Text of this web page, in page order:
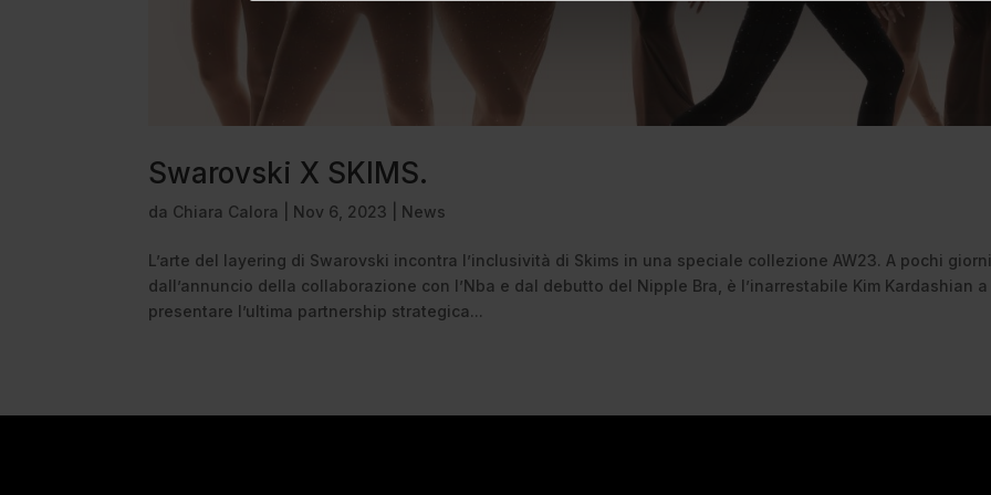
Swarovski X SKIMS.
da Chiara Calora Nov 6, 2023 News
L’arte del layering di Swarovski incontra l’inclusività di Skims in una speciale collezione AW23. A pochi
dall’annuncio della collaborazione con l’Nba e dal debutto del Nipple Bra, è l’inarrestabile Kim Kardashian a
presentare l’ultima partnership strategica...